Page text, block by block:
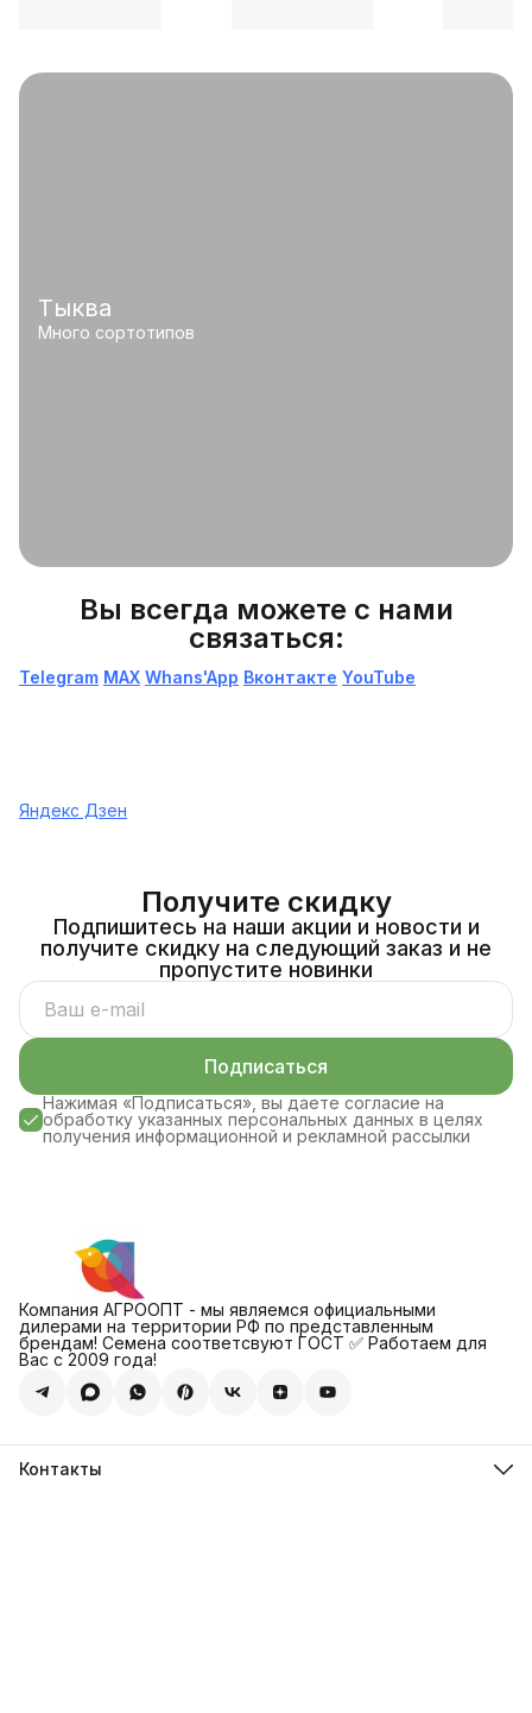
Тыква
Много сортотипов
Вы всегда можете с нами
связаться:
Telegram МАХ Whans'App Вконтакте YouTube
Яндекс Дзен
Получите скидку
Подпишитесь на наши акции и новости и
получите скидку на следующий заказ и не
пропустите новинки
Подписаться
Нажимая «Подписаться», вы даете согласие на
обработку указанных персональных данных в целях
получения информационной и рекламной рассылки
Компания АГРООПТ - мы являемся официальными
дилерами на территории РФ по представленным
брендам! Семена соответсвуют ГОСТ ✅ Работаем для
Вас с 2009 года!
Контакты